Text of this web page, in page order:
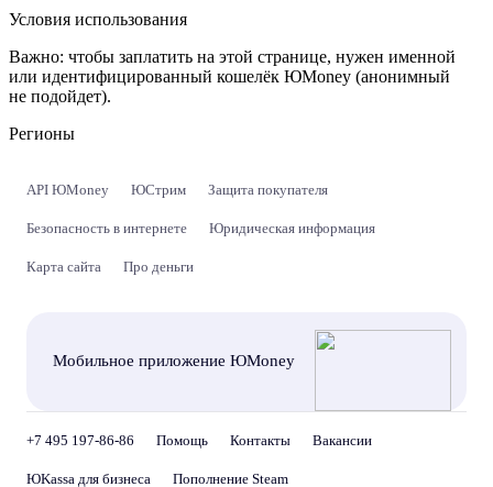
Условия использования
Важно: чтобы заплатить на этой странице, нужен именной
или идентифицированный кошелёк ЮMoney (анонимный
не подойдет).
Регионы
API ЮMoney ЮСтрим Защита покупателя
Безопасность в интернете Юридическая информация
Карта сайта Про деньги
Мобильное приложение ЮMoney
+7 495 197-86-86 Помощь Контакты Вакансии
ЮKassa для бизнеса Пополнение Steam